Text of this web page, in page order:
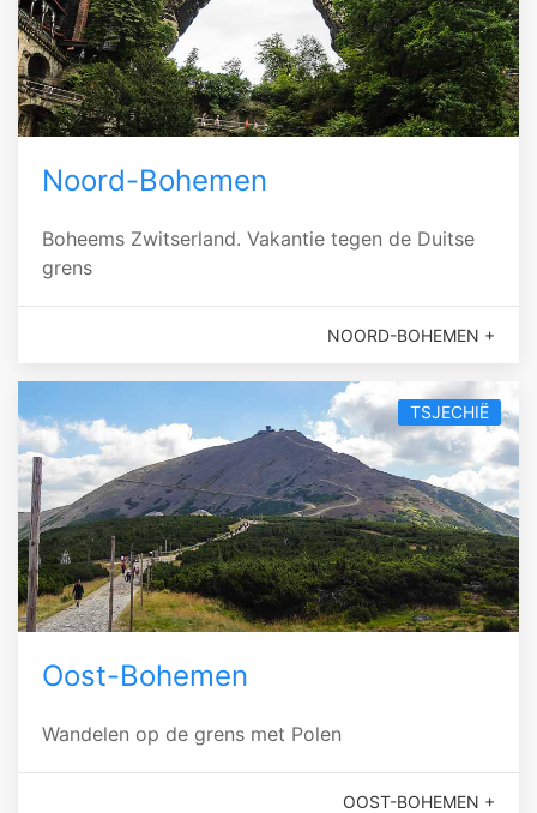
Noord-Bohemen
Boheems Zwitserland. Vakantie tegen de Duitse
grens
NOORD-BOHEMEN +
TSJECHIË
Oost-Bohemen
Wandelen op de grens met Polen
OOST-BOHEMEN +